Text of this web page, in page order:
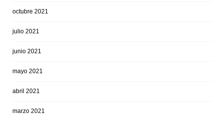
octubre 2021
julio 2021
junio 2021
mayo 2021
abril 2021
marzo 2021